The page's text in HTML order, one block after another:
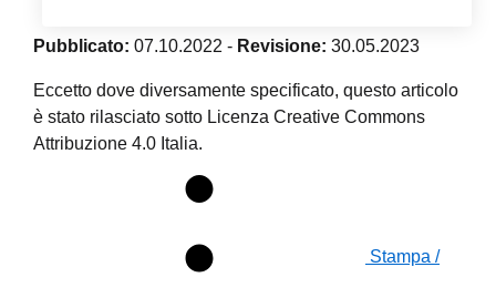
Pubblicato: 07.10.2022 - Revisione: 30.05.2023
Eccetto dove diversamente specificato, questo articolo
è stato rilasciato sotto Licenza Creative Commons
Attribuzione 4.0 Italia.
Stampa /